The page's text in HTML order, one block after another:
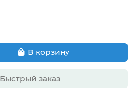
В корзину
Быстрый заказ